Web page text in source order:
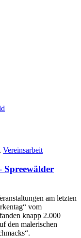
, Vereinsarbeit
Spreewälder
am letzten
vom
knapp 2.000
den malerischen